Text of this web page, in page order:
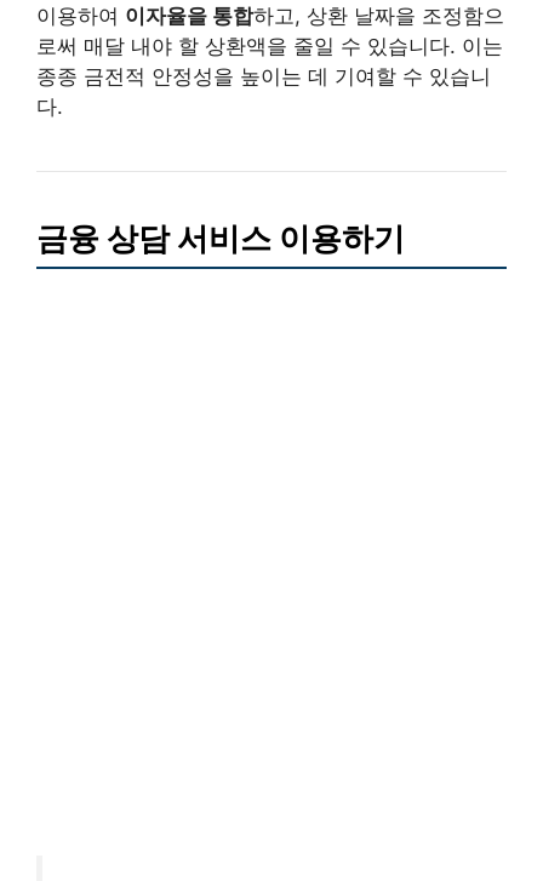
이용하여 이자율을 통합하고, 상환 날짜을 조정함으
로써 매달 내야 할 상환액을 줄일 수 있습니다. 이는
종종 금전적 안정성을 높이는 데 기여할 수 있습니
다.
금융 상담 서비스 이용하기